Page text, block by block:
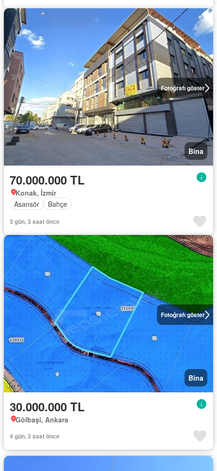
Fotoğrafı göster
Bina
70.000.000 TL
Konak, İzmir
Asansör
Bahçe
3 gün, 3 saat önce
Fotoğrafı göster
Bina
30.000.000 TL
Gölbaşi, Ankara
4 gün, 3 saat önce